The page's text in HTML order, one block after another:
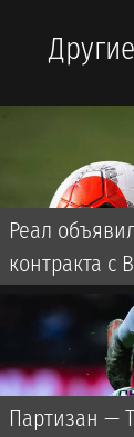
Реал
контракта с
Партизан —